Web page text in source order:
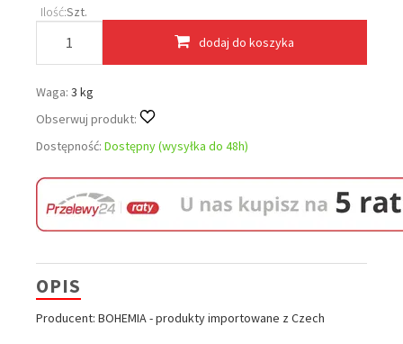
Ilość:Szt.
dodaj do koszyka
Waga: 3 kg
Obserwuj produkt:
Dostępność: Dostępny (wysyłka do 48h)
OPIS
Producent: BOHEMIA - produkty importowane z Czech